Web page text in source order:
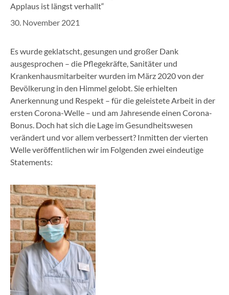
Applaus ist längst verhallt“
30. November 2021
Es wurde geklatscht, gesungen und großer Dank
ausgesprochen – die Pflegekräfte, Sanitäter und
Krankenhausmitarbeiter wurden im März 2020 von der
Bevölkerung in den Himmel gelobt. Sie erhielten
Anerkennung und Respekt – für die geleistete Arbeit in der
ersten Corona-Welle – und am Jahresende einen Corona-
Bonus. Doch hat sich die Lage im Gesundheitswesen
verändert und vor allem verbessert? Inmitten der vierten
Welle veröffentlichen wir im Folgenden zwei eindeutige
Statements: